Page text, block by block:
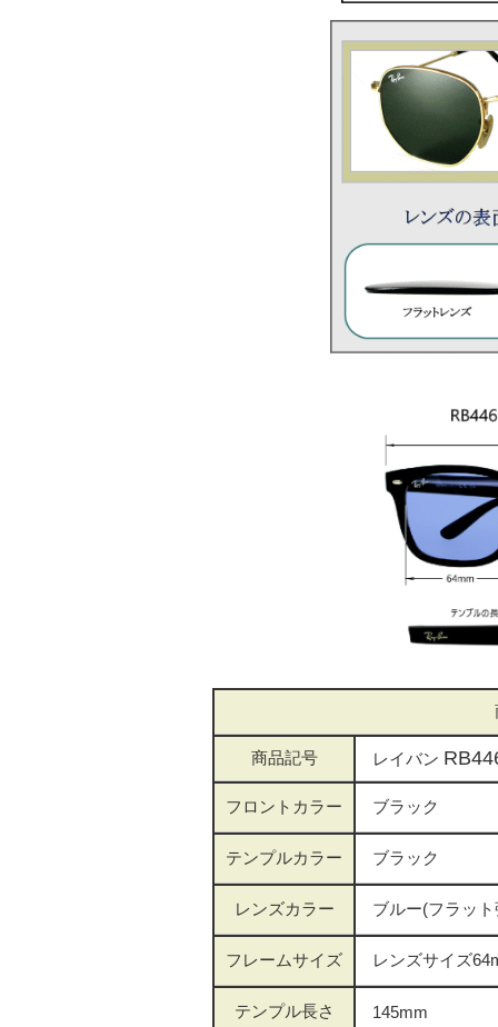
商品記号 レイバン
フロントカラー ブラック
テンプルカラー ブラック
レンズカラー ブルー(フラット
フレームサイズ レンズサイズ
テンプル長さ 145mm